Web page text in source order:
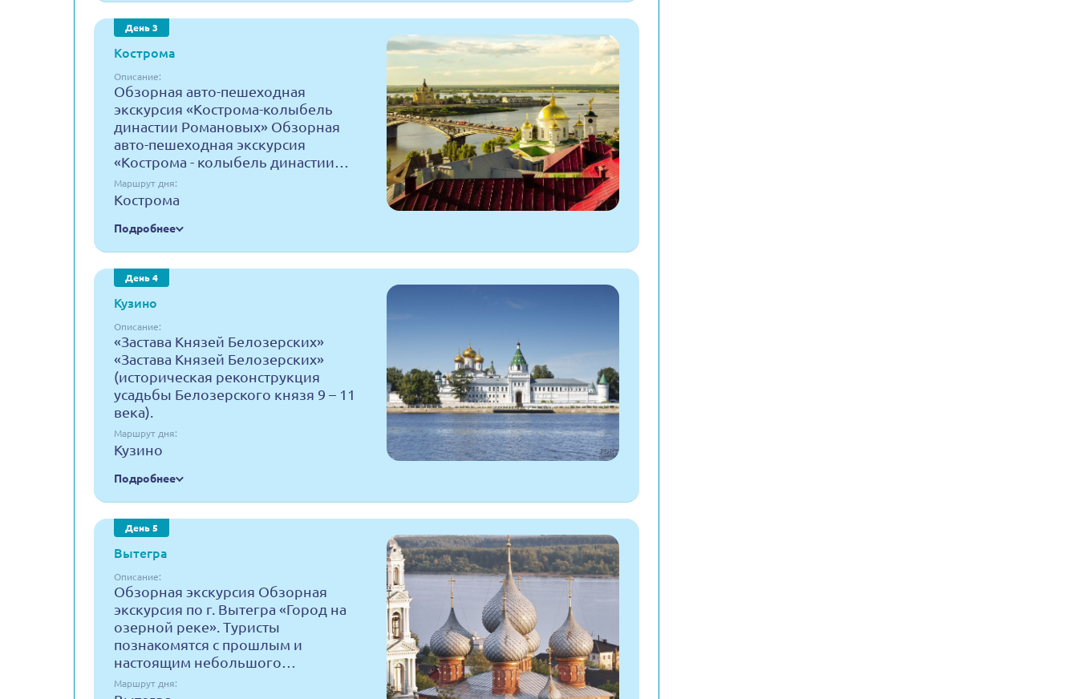
День 3
Кострома
Описание:
Обзорная авто-пешеходная
экскурсия «Кострома-колыбель
династии Романовых» Обзорная
авто-пешеходная экскурсия
«Кострома - колыбель династии…
Маршрут дня:
Кострома
Подробнее
День 4
Кузино
Описание:
«Застава Князей Белозерских»
«Застава Князей Белозерских»
(историческая реконструкция
усадьбы Белозерского князя 9 – 11
века).
Маршрут дня:
Кузино
Подробнее
День 5
Вытегра
Описание:
Обзорная экскурсия Обзорная
экскурсия по г. Вытегра «Город на
озерной реке». Туристы
познакомятся с прошлым и
настоящим небольшого…
Маршрут дня: